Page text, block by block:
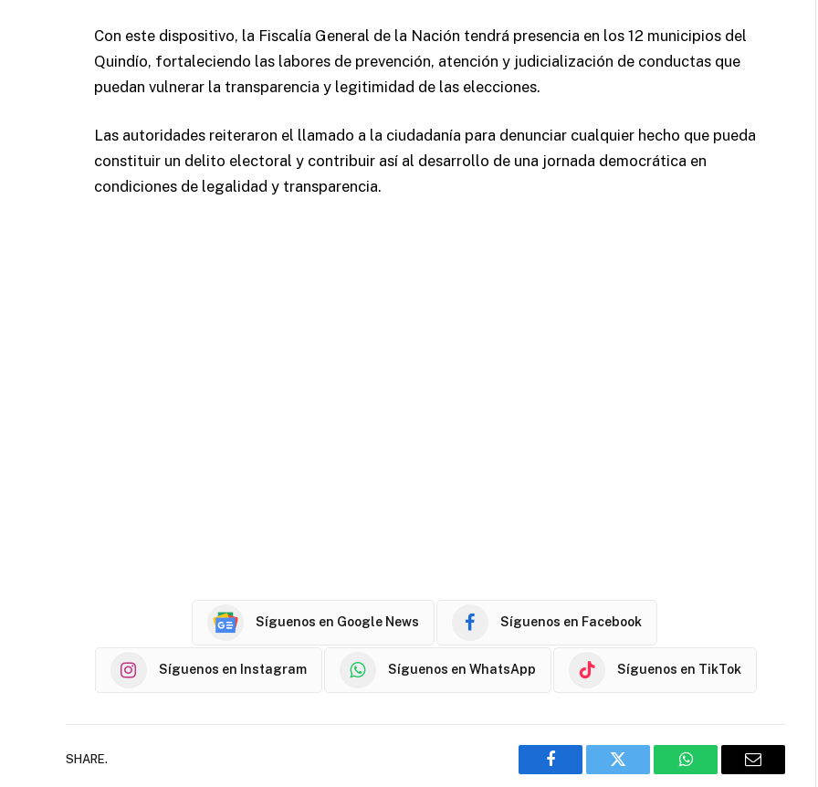
Con este dispositivo, la Fiscalía General de la Nación tendrá presencia en los 12 municipios del
Quindío, fortaleciendo las labores de prevención, atención y judicialización de conductas que
puedan vulnerar la transparencia y legitimidad de las elecciones.
Las autoridades reiteraron el llamado a la ciudadanía para denunciar cualquier hecho que pueda
constituir un delito electoral y contribuir así al desarrollo de una jornada democrática en
condiciones de legalidad y transparencia.
Síguenos en Google News Síguenos en Facebook
Síguenos en Instagram Síguenos en WhatsApp Síguenos en TikTok
SHARE.
Facebook Twitter WhatsAppEmail